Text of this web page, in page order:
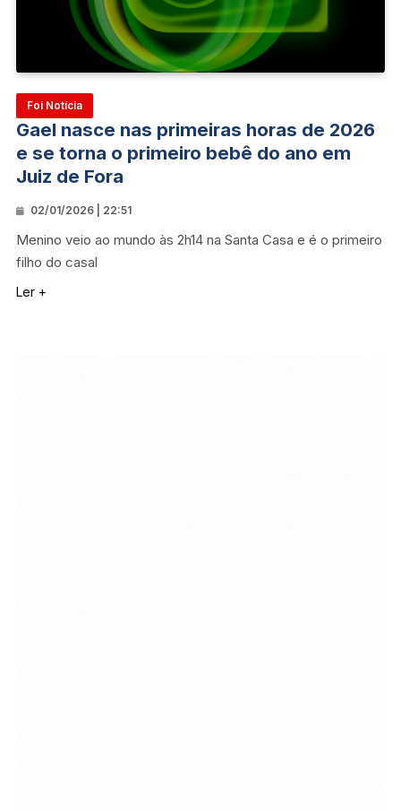
Foi Notícia
Gael nasce nas primeiras horas de 2026
e se torna o primeiro bebê do ano em
Juiz de Fora
02/01/2026 | 22:51
Menino veio ao mundo às 2h14 na Santa Casa e é o primeiro
filho do casal
Ler +